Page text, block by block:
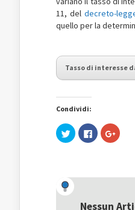
11, deldecreto-
quello per la
Tasso di interesse
Condividi:
Fai
clic
(Si
apre
una
Fai
clic
nuova
Fai
clic
una
Nessun